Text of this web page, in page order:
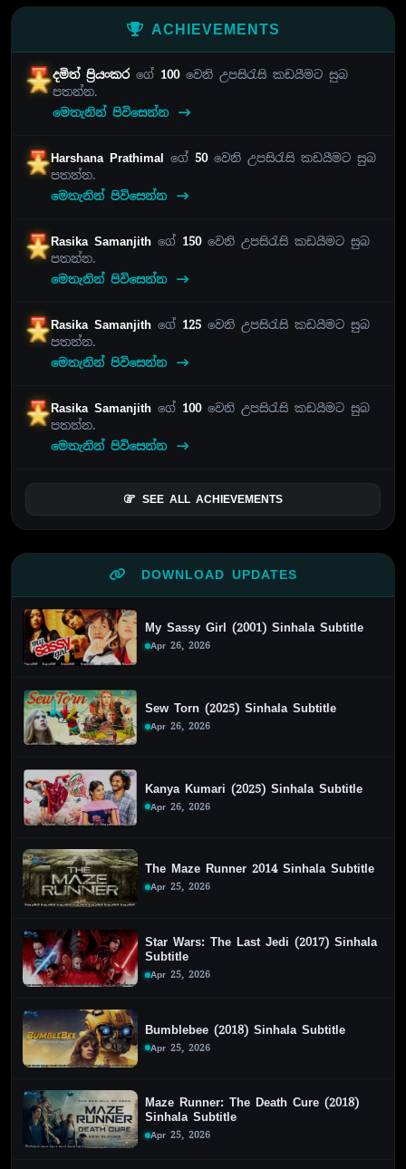
ACHIEVEMENTS
දමිත් ප්‍රියංකරගේ 100වෙනි උපසිරැසි කඩයීමට සුබ
පතන්න.
මෙතැනින් පිවිසෙන්න
Harshana Prathimal ගේ 50වෙනි උපසිරැසි කඩයීමට සුබ
පතන්න.
මෙතැනින් පිවිසෙන්න
Rasika Samanjithගේ 150වෙනි උපසිරැසි කඩයීමට සුබ
පතන්න.
මෙතැනින් පිවිසෙන්න
Rasika Samanjithගේ 125 වෙනි උපසිරැසි කඩයීමට සුබ
පතන්න.
මෙතැනින් පිවිසෙන්න
Rasika Samanjithගේ 100වෙනි උපසිරැසි කඩයීමට සුබ
පතන්න.
මෙතැනින් පිවිසෙන්න
SEE ALL ACHIEVEMENTS
DOWNLOAD UPDATES
My Sassy Girl (2001) Sinhala Subtitle
Apr 26, 2026
Sew Torn (2025) Sinhala Subtitle
Apr 26, 2026
Kanya Kumari (2025) Sinhala Subtitle
Apr 26, 2026
The Maze Runner 2014 Sinhala Subtitle
Apr 25, 2026
Star Wars: The Last Jedi (2017) Sinhala
Subtitle
Apr 25, 2026
Bumblebee (2018) Sinhala Subtitle
Apr 25, 2026
Maze Runner: The Death Cure (2018)
Sinhala Subtitle
Apr 25, 2026